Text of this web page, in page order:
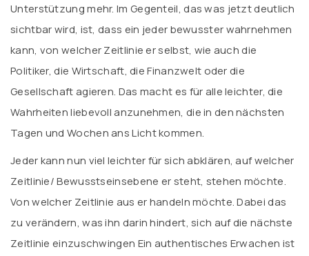
Unterstützung mehr. Im Gegenteil, das was jetzt deutlich
sichtbar wird, ist, dass ein jeder bewusster wahrnehmen
kann, von welcher Zeitlinie er selbst, wie auch die
Politiker, die Wirtschaft, die Finanzwelt oder die
Gesellschaft agieren. Das macht es für alle leichter, die
Wahrheiten liebevoll anzunehmen, die in den nächsten
Tagen und Wochen ans Licht kommen.
Jeder kann nun viel leichter für sich abklären, auf welcher
Zeitlinie/ Bewusstseinsebene er steht, stehen möchte.
Von welcher Zeitlinie aus er handeln möchte. Dabei das
zu verändern, was ihn darin hindert, sich auf die nächste
Zeitlinie einzuschwingen Ein authentisches Erwachen ist